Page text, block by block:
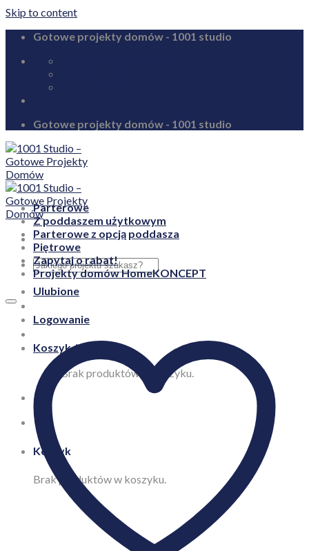
Skip to content
Gotowe projekty domów - 1001 studio
Gotowe projekty domów - 1001 studio
Ulubione
Logowanie
Koszyk /0,00
Brak produktów w koszyku.
Koszyk
Brak produktów w koszyku.
Parterowe
Z poddaszem użytkowym
Parterowe z opcją poddasza
Piętrowe
Zapytaj o rabat!
Projekty domów HomeKONCEPT